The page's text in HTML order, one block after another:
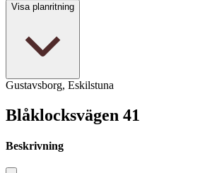
Visa planritning
Gustavsborg, Eskilstuna
Blåklocksvägen 41
Beskrivning